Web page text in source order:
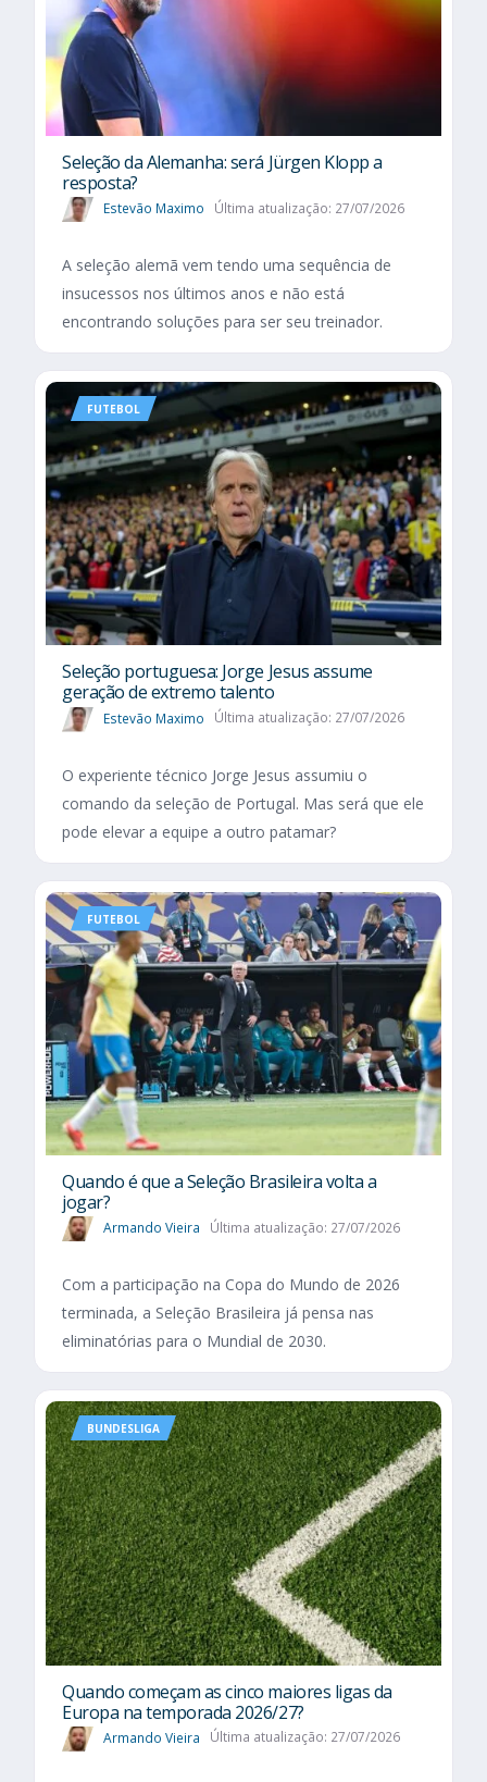
Seleção da Alemanha: será Jürgen Klopp a
resposta?
Estevão Maximo Última atualização: 27/07/2026
A seleção alemã vem tendo uma sequência de
insucessos nos últimos anos e não está
encontrando soluções para ser seu treinador.
FUTEBOL
Seleção portuguesa: Jorge Jesus assume
geração de extremo talento
Estevão Maximo Última atualização: 27/07/2026
O experiente técnico Jorge Jesus assumiu o
comando da seleção de Portugal. Mas será que ele
pode elevar a equipe a outro patamar?
FUTEBOL
Quando é que a Seleção Brasileira volta a
jogar?
Armando Vieira Última atualização: 27/07/2026
Com a participação na Copa do Mundo de 2026
terminada, a Seleção Brasileira já pensa nas
eliminatórias para o Mundial de 2030.
BUNDESLIGA
Quando começam as cinco maiores ligas da
Europa na temporada 2026/27?
Armando Vieira Última atualização: 27/07/2026